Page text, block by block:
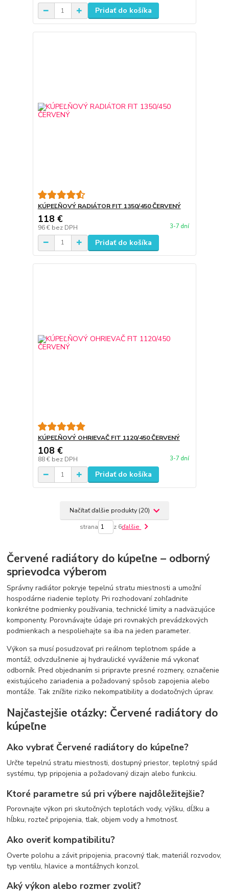
Pridať do košíka
KÚPEĽŇOVÝ RADIÁTOR FIT 1350/450 ČERVENÝ
118 €
96 € bez DPH 3-7 dní
Pridať do košíka
KÚPEĽŇOVÝ OHRIEVAČ FIT 1120/450 ČERVENÝ
108 €
88 € bez DPH 3-7 dní
Pridať do košíka
Načítať ďalšie produkty (20)
strana z 6ďalšie
Červené radiátory do kúpeľne – odborný
sprievodca výberom
Správny radiátor pokryje tepelnú stratu miestnosti a umožní
hospodárne riadenie teploty. Pri rozhodovaní zohľadnite
konkrétne podmienky používania, technické limity a nadväzujúce
komponenty. Porovnávajte údaje pri rovnakých prevádzkových
podmienkach a nespoliehajte sa iba na jeden parameter.
Výkon sa musí posudzovať pri reálnom teplotnom spáde a
montáž, odvzdušnenie aj hydraulické vyváženie má vykonať
odborník. Pred objednaním si pripravte presné rozmery, označenie
existujúceho zariadenia a požadovaný spôsob zapojenia alebo
montáže. Tak znížite riziko nekompatibility a dodatočných úprav.
Najčastejšie otázky: Červené radiátory do
kúpeľne
Ako vybrať Červené radiátory do kúpeľne?
Určte tepelnú stratu miestnosti, dostupný priestor, teplotný spád
systému, typ pripojenia a požadovaný dizajn alebo funkciu.
Ktoré parametre sú pri výbere najdôležitejšie?
Porovnajte výkon pri skutočných teplotách vody, výšku, dĺžku a
hĺbku, rozteč pripojenia, tlak, objem vody a hmotnosť.
Ako overiť kompatibilitu?
Overte polohu a závit pripojenia, pracovný tlak, materiál rozvodov,
typ ventilu, hlavice a montážnych konzol.
Aký výkon alebo rozmer zvoliť?